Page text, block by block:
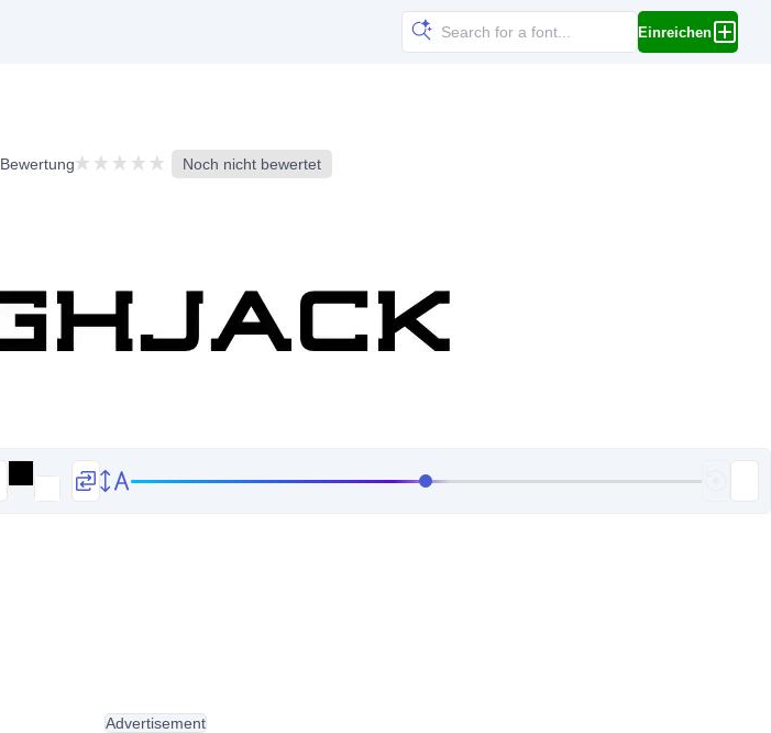
Einreichen
Bewertung Noch nicht bewertet
Advertisement